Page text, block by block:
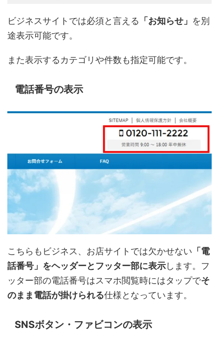
ビジネスサイトでは必須と言える 「お知らせ」 を別
途表示可能です。
また表示するカテゴリや件数も指定可能です。
電話番号の表示
こちらもビジネス、お店サイトでは欠かせない 「電
話番号」をヘッダーとフッター部に表示します。フ
ッター部の電話番号はスマホ閲覧時にはタップでそ
のまま電話が掛けられる仕様となっています。
SNSボタン・ファビコンの表示